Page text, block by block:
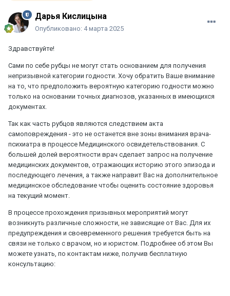
Дарья Кислицына
Опубликовано: 4 марта 2025
Здравствуйте!
Сами по себе рубцы не могут стать основанием для получения
непризывной категории годности. Хочу обратить Ваше внимание
на то, что предположить вероятную категорию годности можно
только на основании точных диагнозов, указанных в имеющихся
документах.
Так как часть рубцов являются следствием акта
самоповреждения - это не останется вне зоны внимания врача-
психиатра в процессе Медицинского освидетельствования. С
большей долей вероятности врач сделает запрос на получение
медицинских документов, отражающих историю этого эпизода и
последующего лечения, а также направит Вас на дополнительное
медицинское обследование чтобы оценить состояние здоровья
на текущий момент.
В процессе прохождения призывных мероприятий могут
возникнуть различные сложности, не зависящие от Вас. Для их
предупреждения и своевременного решения требуется быть на
связи не только с врачом, но и юристом. Подробнее об этом Вы
можете узнать, по контактам ниже, получив бесплатную
консультацию: